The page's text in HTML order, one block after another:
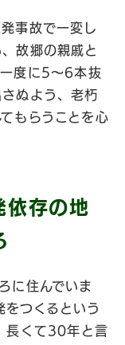
事故で一変し
故郷の親戚と
度に5〜6本抜
ぬよう、老朽
もらうことを心
依存の地
に住んでいま
つくるという
長くて30年と言